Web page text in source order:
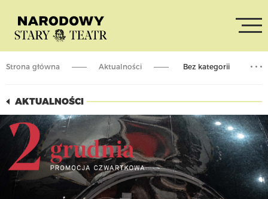
Strona główna Bez kategorii
Aktualności
AKTUALNOŚCI